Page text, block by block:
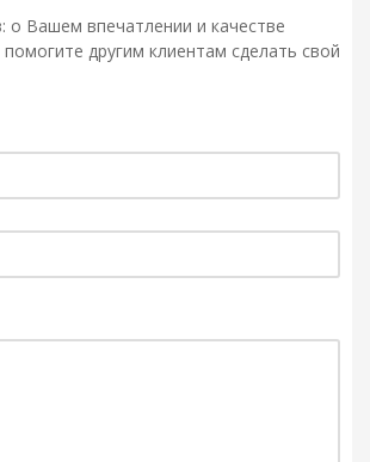
о Вашем впечатлении и качестве
другим клиентам сделать свой